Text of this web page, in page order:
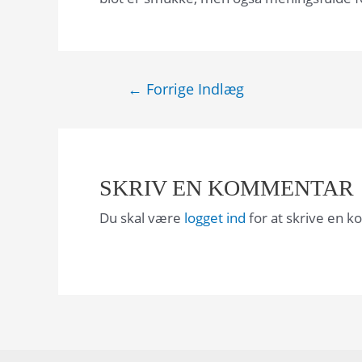
Indlægsnavigation
← Forrige Indlæg
SKRIV EN KOMMENTAR
Du skal være logget ind for at skrive en